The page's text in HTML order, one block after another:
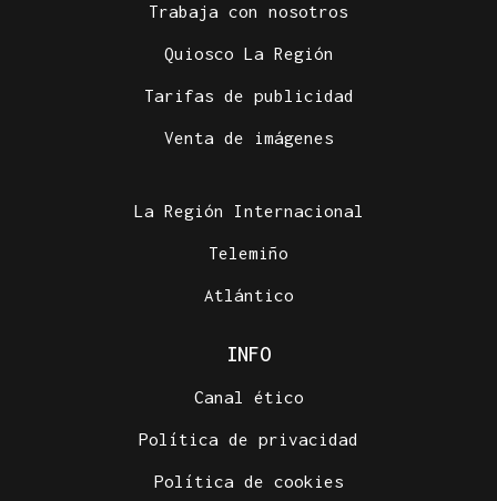
Trabaja con nosotros
Quiosco La Región
Tarifas de publicidad
Venta de imágenes
La Región Internacional
Telemiño
Atlántico
INFO
Canal ético
Política de privacidad
Política de cookies